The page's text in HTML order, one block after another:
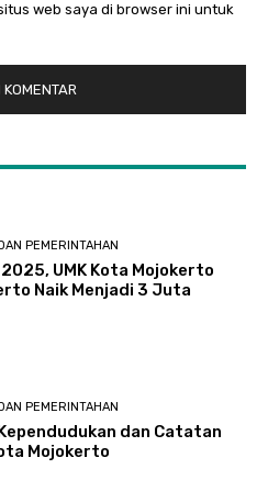
web saya di browser ini untuk
PEMERINTAHAN
UMK Kota Mojokerto
Naik Menjadi 3 Juta
PEMERINTAHAN
dan Catatan
Mojokerto